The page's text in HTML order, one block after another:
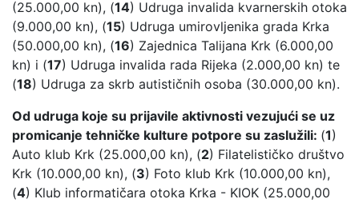
(25.000,00 kn), (14) Udruga invalida kvarnerskih otoka
(9.000,00 kn), (15) Udruga umirovljenika grada Krka
(50.000,00 kn), (16) Zajednica Talijana Krk (6.000,00
kn) i (17) Udruga invalida rada Rijeka (2.000,00 kn) te
(18) Udruga za skrb autističnih osoba (30.000,00 kn).
Od udruga koje su prijavile aktivnosti vezujući se uz
promicanje tehničke kulture potpore su zaslužili: (1)
Auto klub Krk (25.000,00 kn), (2) Filatelističko društvo
Krk (10.000,00 kn), (3) Foto klub Krk (10.000,00 kn),
(4) Klub informatičara otoka Krka - KIOK (25.000,00